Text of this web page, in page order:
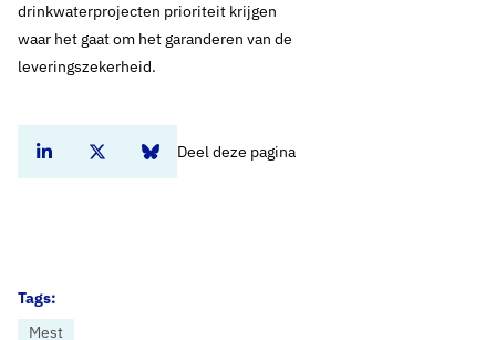
Home Nieuws
drinkwaterprojecten prioriteit krijgen
waar het gaat om het garanderen van de
leveringszekerheid.
Deel deze pagina
Deel dit artikel op Linkedin
Deel dit artikel op Twitter
Deel dit artikel op Bluesky
Tags:
Mest